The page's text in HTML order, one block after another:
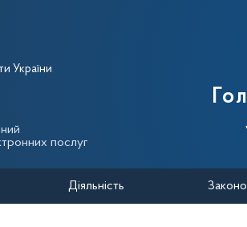
Державної
України
послуг
Діяльність